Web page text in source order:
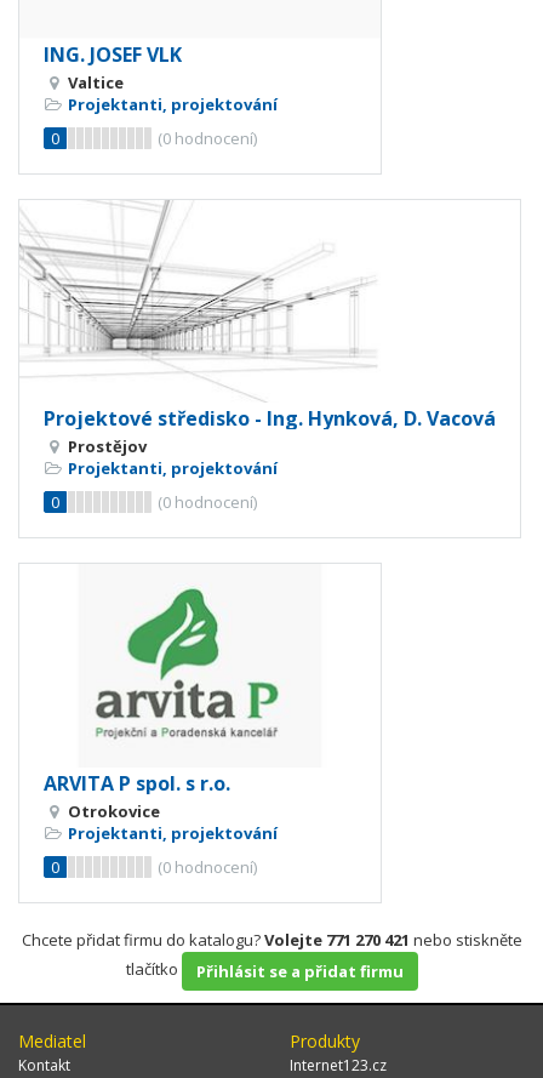
ING. JOSEF VLK
Valtice
Projektanti, projektování
0
(0 hodnocení)
Projektové středisko - Ing. Hynková, D. Vacová
Prostějov
Projektanti, projektování
0
(0 hodnocení)
ARVITA P spol. s r.o.
Otrokovice
Projektanti, projektování
0
(0 hodnocení)
Chcete přidat firmu do katalogu?Volejte 771 270 421 nebo stiskněte
tlačítko
Přihlásit se a přidat firmu
Mediatel
Kontakt
Produkty
Internet123.cz